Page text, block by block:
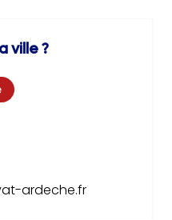
ville ?
ardeche.fr